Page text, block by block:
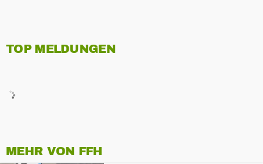
TOP MELDUNGEN
MEHR VON FFH